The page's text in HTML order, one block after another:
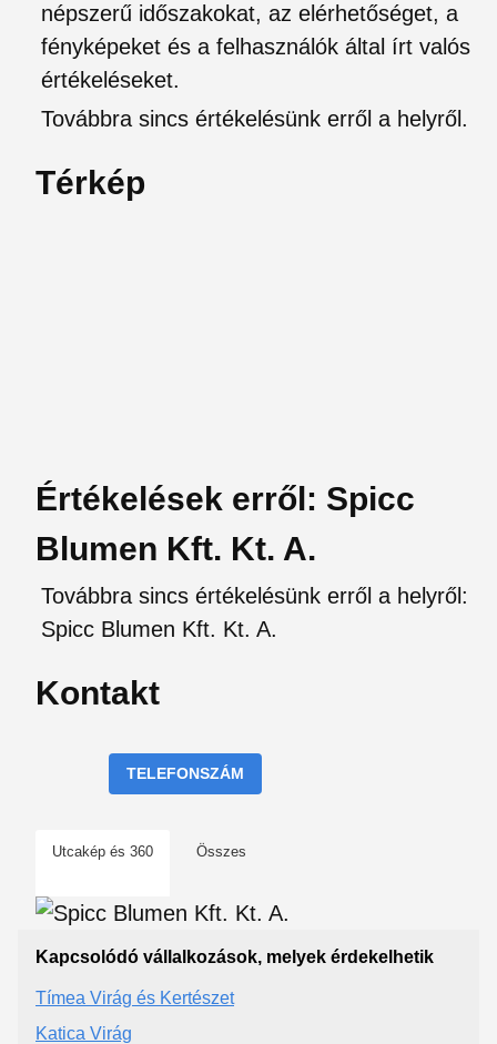
népszerű időszakokat, az elérhetőséget, a
fényképeket és a felhasználók által írt valós
értékeléseket.
Továbbra sincs értékelésünk erről a helyről.
Térkép
Értékelések erről: Spicc
Blumen Kft. Kt. A.
Továbbra sincs értékelésünk erről a helyről:
Spicc Blumen Kft. Kt. A.
Kontakt
TELEFONSZÁM
Utcakép és 360 Összes
Kapcsolódó vállalkozások, melyek érdekelhetik
Tímea Virág és Kertészet
Katica Virág